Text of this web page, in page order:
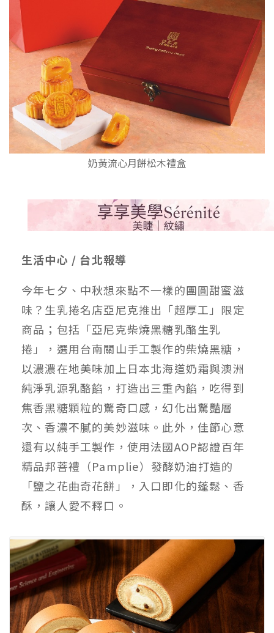
奶黃流心月餅松木禮盒
生活中心 / 台北報導
今年七夕、中秋想來點不一樣的團圓甜蜜滋
味？生乳捲名店亞尼克推出「超厚工」限定
商品；包括「亞尼克柴燒黑糖乳酪生乳
捲」，選用台南關山手工製作的柴燒黑糖，
以濃濃在地美味加上日本北海道奶霜與澳洲
純淨乳源乳酪餡，打造出三重內餡，吃得到
焦香黑糖顆粒的驚奇口感，幻化出驚豔層
次、香濃不膩的美妙滋味。此外，佳節心意
還有以純手工製作，使用法國AOP認證百年
精品邦菩禮（Pamplie）發酵奶油打造的
「鹽之花曲奇花餅」，入口即化的蓬鬆、香
酥，讓人愛不釋口。